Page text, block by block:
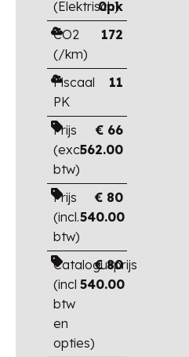
(Elektrisch)
0pk
CO2
(/km)
172
Fiscaal
PK
11
Prijs
(excl.
btw)
€ 66
562.00
Prijs
(incl.
btw)
€ 80
540.00
Catalogusprijs
(incl
btw
en
opties)
€80
540.00